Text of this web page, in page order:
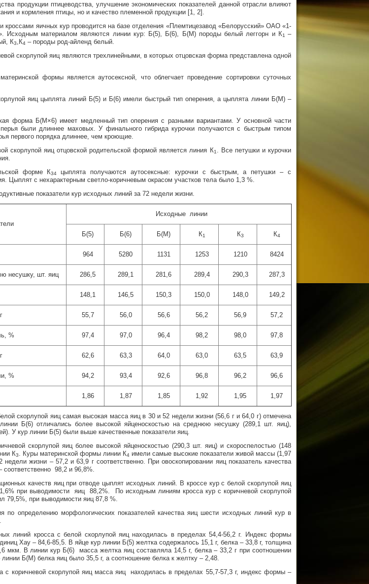
продукции птицеводства, улучшение экономических показателей данной отрасли влияют
и кормления птицы, но и качество племенной продукции [1, 2].
кроссами яичных кур проводится на базе отделения «Племтицезавод «Белорусский» ОАО «1-
Исходным материалом являются линии кур: Б(5), Б(6), Б(М) породы белый леггорн и К1 –
К3,К4 – породы род-айленд белый.
скорлупой яиц являются трехлинейными, в которых отцовская форма представлена одной
формы является аутосексной, что облегчает проведение сортировки суточных
яиц цыплята линий Б(5) и Б(6) имели быстрый тип оперения, а цыплята линии Б(М) –
форма Б(М×6) имеет медленный тип оперения с разными вариантами. У основной части
были длиннее маховых. У финального гибрида курочки получаются с быстрым типом
первого порядка длиннее, чем кроющие.
скорлупой яиц отцовской родительской формой является линия К1. Все петушки и курочки
форме К34 цыплята получаются аутосексные: курочки с быстрым, а петушки – с
Цыплят с нехарактерным светло-коричневым окрасом участков тела было 1,3 %.
показатели кур исходных линий за 72 недели жизни.
Исходные линии
Б(5) Б(6) Б(М) К1 К3 К4
964 5280 1131 1253 1210 8424
несушку, шт. яиц 286,5 289,1 281,6 289,4 290,3 287,3
148,1 146,5 150,3 150,0 148,0 149,2
55,7 56,0 56,6 56,2 56,9 57,2
% 97,4 97,0 96,4 98,2 98,0 97,8
62,6 63,3 64,0 63,0 63,5 63,9
% 94,2 93,4 92,6 96,8 96,2 96,6
1,86 1,87 1,85 1,92 1,95 1,97
скорлупой яиц самая высокая масса яиц в 30 и 52 недели жизни (56,6 г и 64,0 г) отмечена
Б(6) отличались более высокой яйценоскостью на среднюю несушку (289,1 шт. яиц),
У кур линии Б(5) были выше качественные показатели яиц.
скорлупой яиц более высокой яйценоскостью (290,3 шт. яиц) и скороспелостью (148
К3. Куры материнской формы линии К4 имели самые высокие показатели живой массы (1,97
жизни – 57,2 и 63,9 г соответственно. При овоскопировании яиц показатель качества
соответственно 98,2 и 96,8%.
качеств яиц при отводе цыплят исходных линий. В кроссе кур с белой скорлупой яиц
при выводимости яиц 88,2%. По исходным линиям кросса кур с коричневой скорлупой
79,5%, при выводимости яиц 87,8 %.
по определению морфологических показателей качества яиц шести исходных линий кур в
линий кросса с белой скорлупой яиц находилась в пределах 54,4-56,2 г. Индекс формы
Хау – 84,6-85,5. В яйце кур линии Б(5) желтка содержалось 15,1 г, белка – 33,8 г, толщина
мкм. В линии кур Б(6) масса желтка яиц составляла 14,5 г, белка – 33,2 г при соотношении
Б(М) белка яиц было 35,5 г, а соотношение белка к желтку – 2,48.
с коричневой скорлупой яиц масса яиц находилась в пределах 55,7-57,3 г, индекс формы –